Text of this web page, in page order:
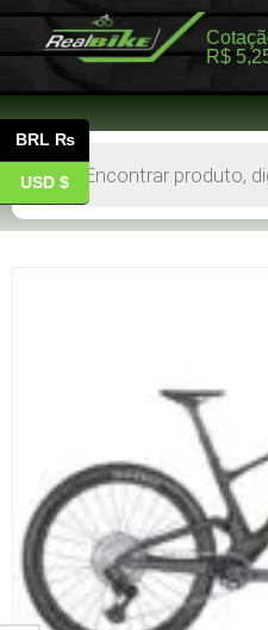
R$
BRL ₨
USD $